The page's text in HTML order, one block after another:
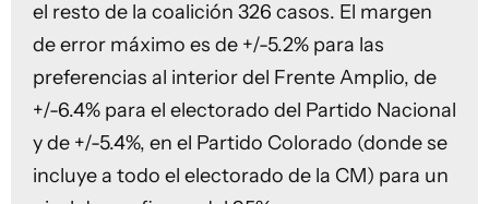
el resto de la coalición 326 casos. El margen
de error máximo es de +/-5.2% para las
preferencias al interior del Frente Amplio, de
+/-6.4% para el electorado del Partido Nacional
y de +/-5.4%, en el Partido Colorado (donde se
incluye a todo el electorado de la CM) para un